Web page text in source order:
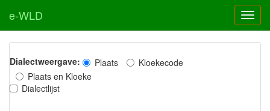
e-WLD
Dialectweergave: Plaats
Kloekecode
Plaats en Kloeke
Dialectlijst